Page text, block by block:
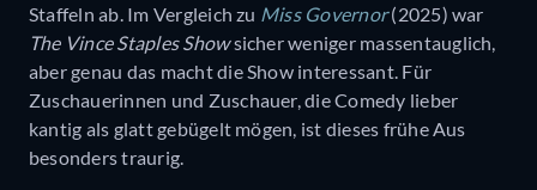
Staffeln ab. Im Vergleich zu Miss Governor(2025) war
The Vince Staples Showsicher weniger massentauglich,
aber genau das macht die Show interessant. Für
Zuschauerinnen und Zuschauer, die Comedy lieber
kantig als glatt gebügelt mögen, ist dieses frühe Aus
besonders traurig.